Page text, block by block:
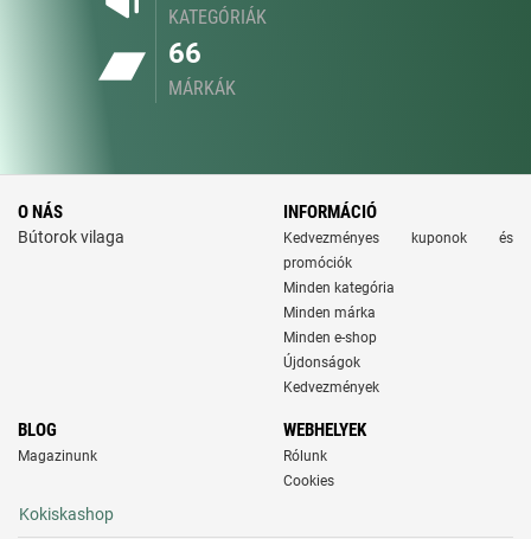
KATEGÓRIÁK
66
MÁRKÁK
O NÁS
Bútorok vilaga
INFORMÁCIÓ
Kedvezményes kuponok és
promóciók
Minden kategória
Minden márka
Minden e-shop
Újdonságok
Kedvezmények
BLOG
Magazinunk
WEBHELYEK
Rólunk
Cookies
Kokiskashop